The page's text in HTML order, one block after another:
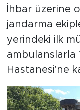
İhbar üzerine
jandarma
yerindeki ilk
ambulanslarla
Hastanesi'ne